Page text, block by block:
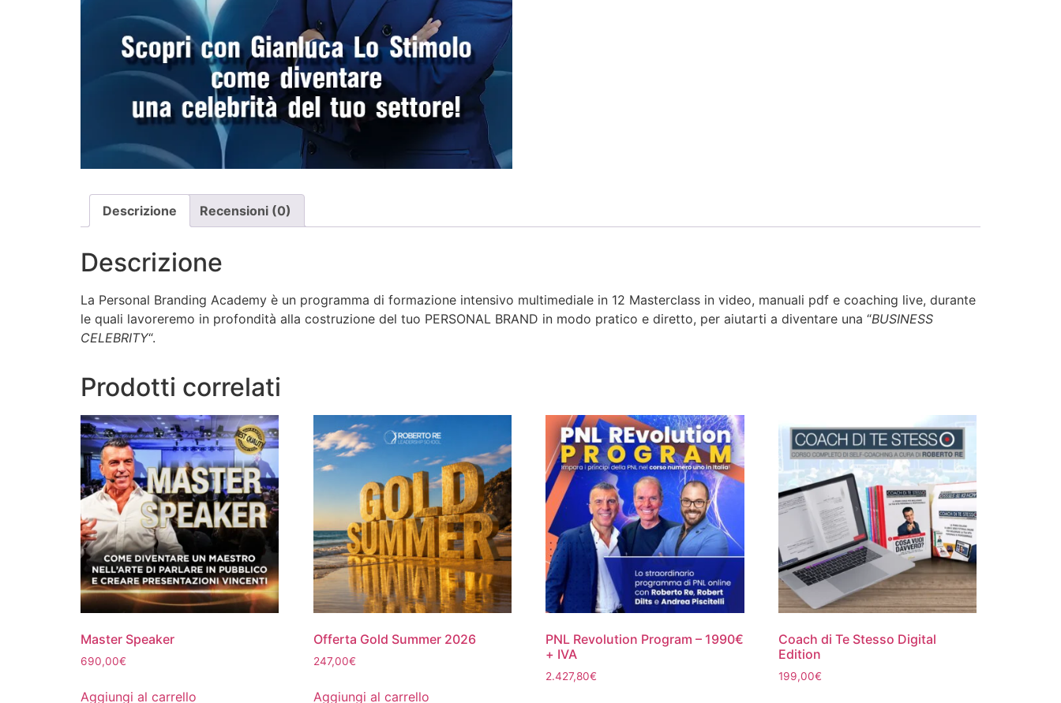
Descrizione Recensioni (0)
Descrizione
La Personal Branding Academy è un programma di formazione intensivo multimediale in 12 Masterclass in video, manuali pdf e coaching live, durante
le quali lavoreremo in profondità alla costruzione del tuo PERSONAL BRAND in modo pratico e diretto, per aiutarti a diventare una “BUSINESS
CELEBRITY“.
Prodotti correlati
Master Speaker
690,00€
Aggiungi al carrello
Offerta Gold Summer 2026
247,00€
Aggiungi al carrello
PNL Revolution Program – 1990€
+ IVA
2.427,80€
Coach di Te Stesso Digital
Edition
199,00€